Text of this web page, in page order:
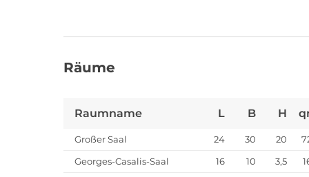
Räume
Raumname L B H
Großer Saal 24 30 20
Georges-Casalis-Saal
16 10 3,5